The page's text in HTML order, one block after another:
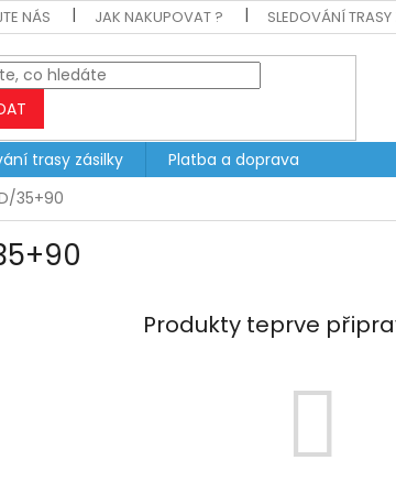
NÁS JAK NAKUPOVAT ? SLEDOVÁNÍ TRASY
trasy zásilky
Platba a doprava
35+90
Produkty teprve